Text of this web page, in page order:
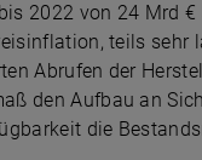
2022 von 24 Mrd
teils sehr
Abrufen der
den Aufbau an
die